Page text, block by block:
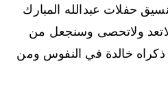
حفلات عبدالله المبارك
ولاتحصى وسنجعل من
خالدة في النفوس ومن